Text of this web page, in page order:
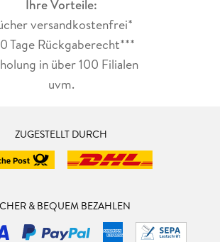
Ihre Vorteile:
versandkostenfrei*
Tage Rückgaberecht***
in über 100 Filialen
uvm.
ZUGESTELLT DURCH
& BEQUEM BEZAHLEN